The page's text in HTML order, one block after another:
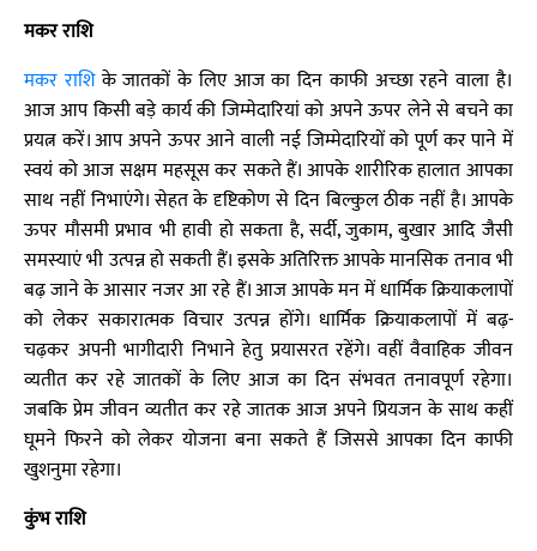
मकर राशि
मकर राशिके जातकों के लिए आज का दिन काफी अच्छा रहने वाला है।
आज आप किसी बड़े कार्य की जिम्मेदारियां को अपने ऊपर लेने से बचने का
प्रयत्न करें। आप अपने ऊपर आने वाली नई जिम्मेदारियों को पूर्ण कर पाने में
स्वयं को आज सक्षम महसूस कर सकते हैं। आपके शारीरिक हालात आपका
साथ नहीं निभाएंगे। सेहत के दृष्टिकोण से दिन बिल्कुल ठीक नहीं है। आपके
ऊपर मौसमी प्रभाव भी हावी हो सकता है, सर्दी, जुकाम, बुखार आदि जैसी
समस्याएं भी उत्पन्न हो सकती हैं। इसके अतिरिक्त आपके मानसिक तनाव भी
बढ़ जाने के आसार नजर आ रहे हैं। आज आपके मन में धार्मिक क्रियाकलापों
को लेकर सकारात्मक विचार उत्पन्न होंगे। धार्मिक क्रियाकलापों में बढ़-
चढ़कर अपनी भागीदारी निभाने हेतु प्रयासरत रहेंगे। वहीं वैवाहिक जीवन
व्यतीत कर रहे जातकों के लिए आज का दिन संभवत तनावपूर्ण रहेगा।
जबकि प्रेम जीवन व्यतीत कर रहे जातक आज अपने प्रियजन के साथ कहीं
घूमने फिरने को लेकर योजना बना सकते हैं जिससे आपका दिन काफी
खुशनुमा रहेगा।
कुंभ राशि